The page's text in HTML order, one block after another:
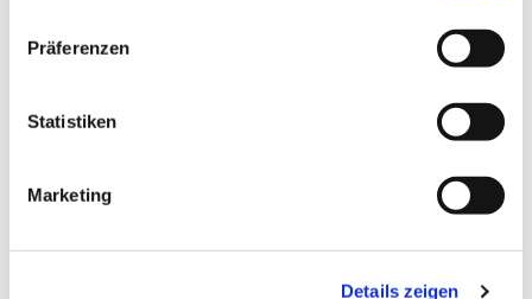
Präferenzen
Statistiken
Marketing
Details zeigen